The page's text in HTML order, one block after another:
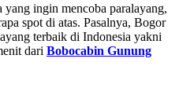
ingin mencoba paralayang,
spot di atas. Pasalnya, Bogor
terbaik di Indonesia yakni
dari Bobocabin Gunung